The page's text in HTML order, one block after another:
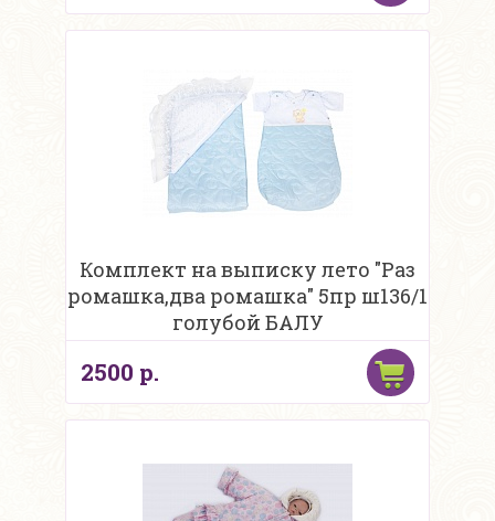
Комплект на выписку лето "Раз
ромашка,два ромашка" 5пр ш136/1
голубой БАЛУ
2500 р.